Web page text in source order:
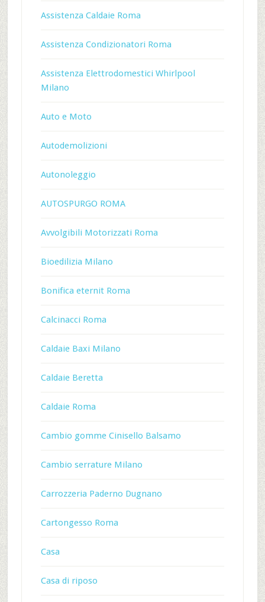
Assistenza Caldaie Roma
Assistenza Condizionatori Roma
Assistenza Elettrodomestici Whirlpool
Milano
Auto e Moto
Autodemolizioni
Autonoleggio
AUTOSPURGO ROMA
Avvolgibili Motorizzati Roma
Bioedilizia Milano
Bonifica eternit Roma
Calcinacci Roma
Caldaie Baxi Milano
Caldaie Beretta
Caldaie Roma
Cambio gomme Cinisello Balsamo
Cambio serrature Milano
Carrozzeria Paderno Dugnano
Cartongesso Roma
Casa
Casa di riposo